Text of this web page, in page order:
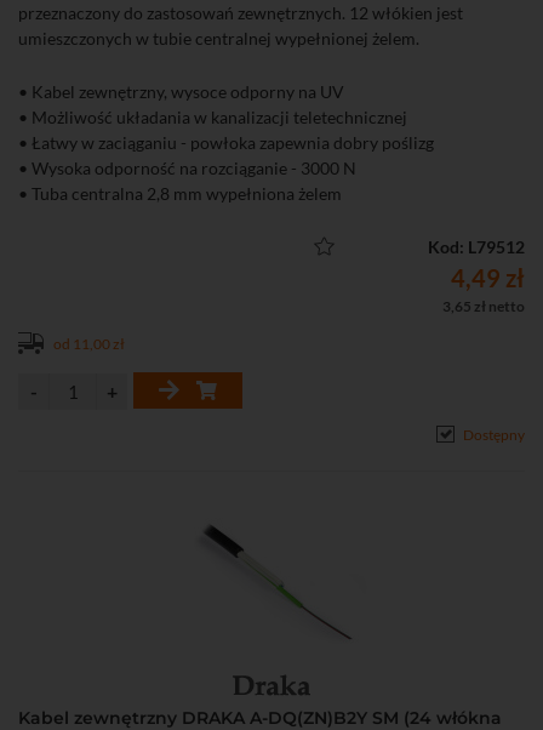
przeznaczony do zastosowań zewnętrznych. 12 włókien jest
umieszczonych w tubie centralnej wypełnionej żelem.
• Kabel zewnętrzny, wysoce odporny na UV
• Możliwość układania w kanalizacji teletechnicznej
• Łatwy w zaciąganiu - powłoka zapewnia dobry poślizg
• Wysoka odporność na rozciąganie - 3000 N
• Tuba centralna 2,8 mm wypełniona żelem
• Szklane włókna wzmacniające kabel i zapewniające podstawową
• Klasa CPR: Fca
Kod: L79512
4,49 zł
3,65 zł netto
od 11,00 zł
Dostępny
Kabel zewnętrzny DRAKA A-DQ(ZN)B2Y SM (24 włókna